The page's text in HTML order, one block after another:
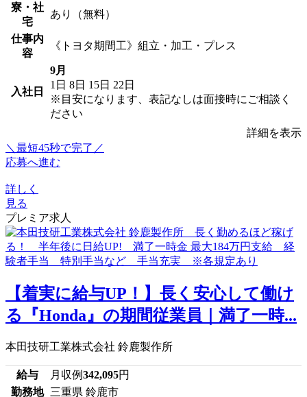
寮・社
宅
あり（無料）
仕事内
容
《トヨタ期間工》組立・加工・プレス
入社日
9月
1日 8日 15日 22日
※目安になります、表記なしは面接時にご相談く
ださい
詳細を表示
＼最短45秒で完了／
応募へ進む
詳しく
見る
プレミア求人
【着実に給与UP！】長く安心して働け
る『Honda』の期間従業員｜満了一時...
本田技研工業株式会社 鈴鹿製作所
給与 月収例342,095円
勤務地 三重県 鈴鹿市